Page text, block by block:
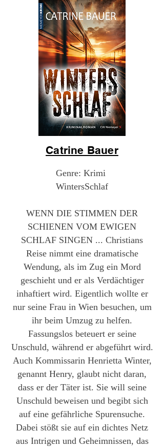
Catrine Bauer
Genre: Krimi
WintersSchlaf
WENN DIE STIMMEN DER
SCHIENEN VOM EWIGEN
SCHLAF SINGEN ... Christians
Reise nimmt eine dramatische
Wendung, als im Zug ein Mord
geschieht und er als Verdächtiger
inhaftiert wird. Eigentlich wollte er
nur seine Frau in Wien besuchen, um
ihr beim Umzug zu helfen.
Fassungslos beteuert er seine
Unschuld, während er abgeführt wird.
Auch Kommissarin Henrietta Winter,
genannt Henry, glaubt nicht daran,
dass er der Täter ist. Sie will seine
Unschuld beweisen und begibt sich
auf eine gefährliche Spurensuche.
Dabei stößt sie auf ein dichtes Netz
aus Intrigen und Geheimnissen, das